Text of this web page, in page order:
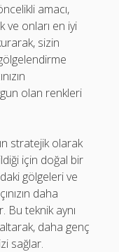
amacı,
ve onları en iyi
sizin
olan renkleri
stratejik olarak
için doğal bir
gölgeleri ve
daha
Bu teknik aynı
daha genç
sağlar.